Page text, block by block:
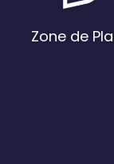
Zone de